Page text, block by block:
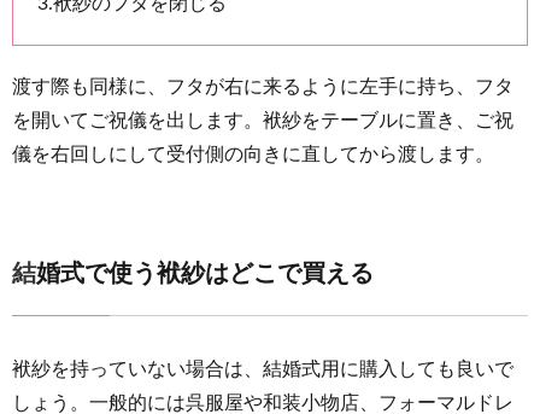
渡す際も同様に、フタが右に来るように左手に持ち、フタ
を開いてご祝儀を出します。袱紗をテーブルに置き、ご祝
儀を右回しにして受付側の向きに直してから渡します。
結婚式で使う袱紗はどこで買える
袱紗を持っていない場合は、結婚式用に購入しても良いで
しょう。一般的には呉服屋や和装小物店、フォーマルドレ